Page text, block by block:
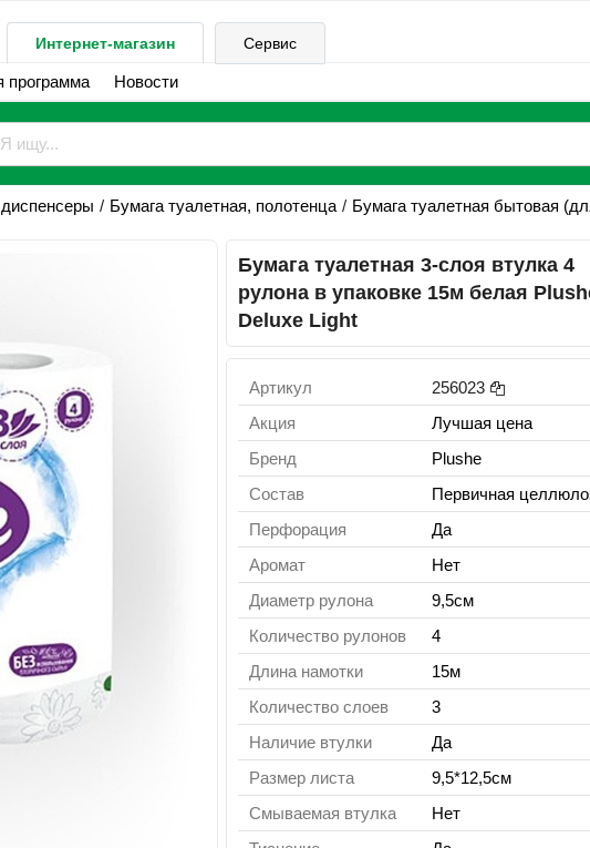
Интернет-магазин Сервис
программа Новости
Бумага туалетная, полотенца Бумага туалетная бытовая
Бумага туалетная 3-слоя втулка 4
рулона в упаковке 15м белая
Deluxe Light
Артикул
256023
Акция
Лучшая цена
Бренд
Plushe
Состав
Первичная
Перфорация
Да
Аромат
Нет
Диаметр рулона
9,5см
Количество рулонов
4
Длина намотки
15м
Количество слоев
3
Наличие втулки
Да
Размер листа
9,5*12,5см
Смываемая втулка
Нет